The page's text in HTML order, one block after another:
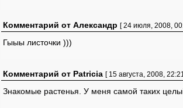
Комментарий от Александр [ 24 июля, 2008,
Гыыы листочки )))
Комментарий от Patricia [ 15 августа, 2008,
Знакомые растенья. У меня самой таких